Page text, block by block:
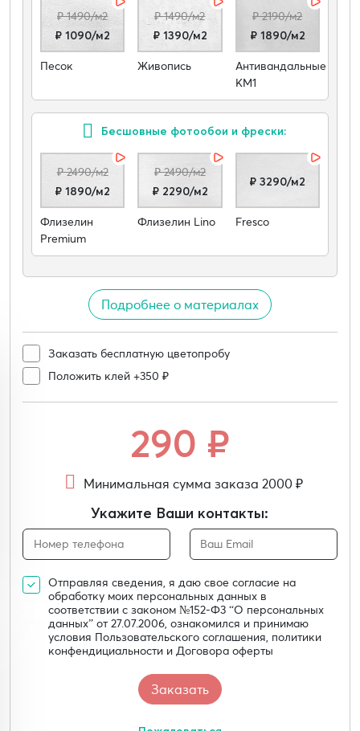
₽ 1490/м2
₽ 1090/м2
Песок
₽ 1490/м2
₽ 1390/м2
Живопись
₽ 2190/м2
₽ 1890/м2
Антивандальные
КМ1
Бесшовные фотообои и фрески:
₽ 2490/м2
₽ 1890/м2
Флизелин
Premium
₽ 2490/м2
₽ 2290/м2
Флизелин Lino
₽ 3290/м2
Fresco
Подробнее о материалах
Заказать бесплатную цветопробу
Положить клей +350 ₽
290 ₽
Минимальная сумма заказа 2000 ₽
Укажите Ваши контакты:
Отправляя сведения, я даю свое согласие на
обработку моих персональных данных в
соответствии с законом №152-Ф3 “О персональных
данных” от 27.07.2006, ознакомился и принимаю
условия Пользовательского соглашения, политики
конфендициальности и Договора оферты